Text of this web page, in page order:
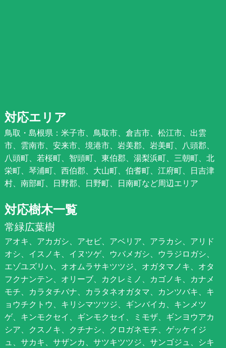
対応エリア
鳥取・島根県：米子市、鳥取市、倉吉市、松江市、出雲
市、雲南市、安来市、境港市、岩美郡、岩美町、八頭郡、
八頭町、若桜町、智頭町、東伯郡、湯梨浜町、三朝町、北
栄町、琴浦町、西伯郡、大山町、伯耆町、江府町、日吉津
村、南部町、日野郡、日野町、日南町など周辺エリア
対応樹木一覧
常緑広葉樹
アオキ、アカガシ、アセビ、アベリア、アラカシ、アリド
オシ、イスノキ、イヌツゲ、ウバメガシ、ウラジロガシ、
エゾユズリハ、オオムラサキツツジ、オガタマノキ、オタ
フクナンテン、オリーブ、カクレミノ、カゴノキ、カナメ
モチ、カラタチバナ、カラタネオガタマ、カンツバキ、キ
ョウチクトウ、キリシマツツジ、ギンバイカ、キンメツ
ゲ、キンモクセイ、ギンモクセイ、ミモザ、ギンヨウアカ
シア、クスノキ、クチナシ、クロガネモチ、ゲッケイジ
ュ、サカキ、サザンカ、サツキツツジ、サンゴジュ、シキ